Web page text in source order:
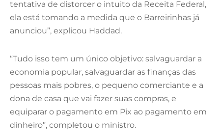
tentativa de distorcer o intuito da Receita Federal,
ela está tomando a medida que o Barreirinhas já
anunciou”, explicou Haddad.
“Tudo isso tem um único objetivo: salvaguardar a
economia popular, salvaguardar as finanças das
pessoas mais pobres, o pequeno comerciante e a
dona de casa que vai fazer suas compras, e
equiparar o pagamento em Pix ao pagamento em
dinheiro”, completou o ministro.